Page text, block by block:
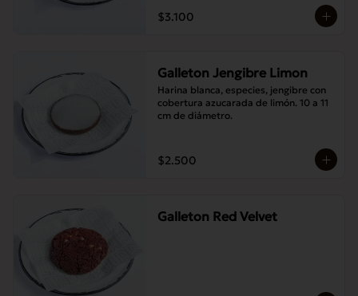
$3.100
Galleton Jengibre Limon
Harina blanca, especies, jengibre con
cobertura azucarada de limón. 10 a 11
cm de diámetro.
$2.500
Galleton Red Velvet